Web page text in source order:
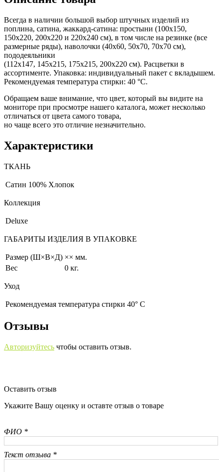
Всегда в наличии большой выбор штучных изделий из
поплина, сатина, жаккард-сатина: простыни (100х150,
150х220, 200х220 и 220х240 см), в том числе на резинке (все
размерные ряды), наволочки (40х60, 50х70, 70х70 см),
пододеяльники
(112х147, 145х215, 175х215, 200х220 см). Расцветки в
ассортименте. Упаковка: индивидуальный пакет с вкладышем.
Рекомендуемая температура стирки: 40 °С.
Обращаем ваше внимание, что цвет, который вы видите на
мониторе при просмотре нашего каталога, может несколько
отличаться от цвета самого товара,
но чаще всего это отличие незначительно.
Характеристики
ТКАНЬ
Сатин 100% Хлопок
Коллекция
Deluxe
ГАБАРИТЫ ИЗДЕЛИЯ В УПАКОВКЕ
Размер (Ш×В×Д) ×× мм.
Вес
0 кг.
Уход
Рекомендуемая температура стирки 40° С
Отзывы
Авторизуйтесь чтобы оставить отзыв.
Оставить отзыв
Укажите Вашу оценку и оставте отзыв о товаре
ФИО *
Текст отзыва *